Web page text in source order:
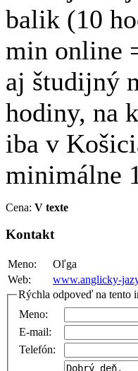
balik (10
min online
aj študijný
hodiny, na
iba v
minimálne
Cena: V texte
Kontakt
Meno:
Oľga
Web:
www.anglicky-
Rýchla odpoveď na tento
Meno:
E-mail:
Telefón: